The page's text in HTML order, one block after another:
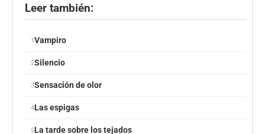
Leer también:
Vampiro
Silencio
Sensación de olor
Las espigas
La tarde sobre los tejados